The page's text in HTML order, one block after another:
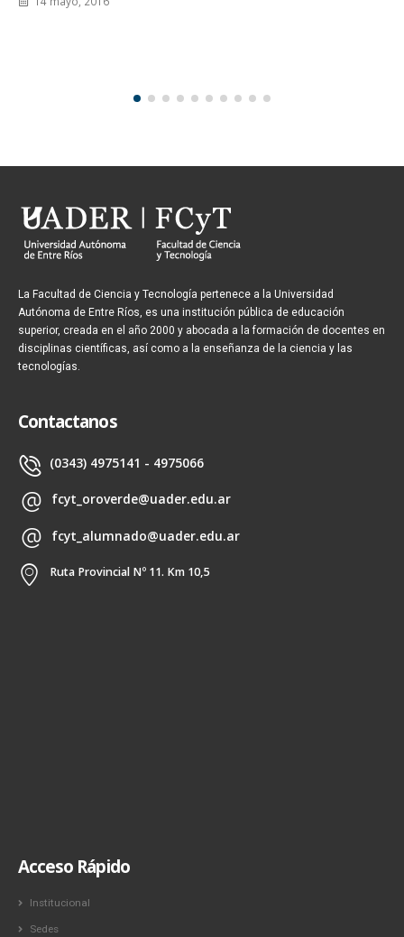
La Facultad de Ciencia y Tecnología pertenece a la Universidad
Autónoma de Entre Ríos, es una institución pública de educación
superior, creada en el año 2000 y abocada a la formación de docentes en
disciplinas científicas, así como a la enseñanza de la ciencia y las
tecnologías.
Contactanos
(0343) 4975141 - 4975066
fcyt_oroverde@uader.edu.ar
fcyt_alumnado@uader.edu.ar
Ruta Provincial Nº 11. Km 10,5
Acceso Rápido
Institucional
Sedes